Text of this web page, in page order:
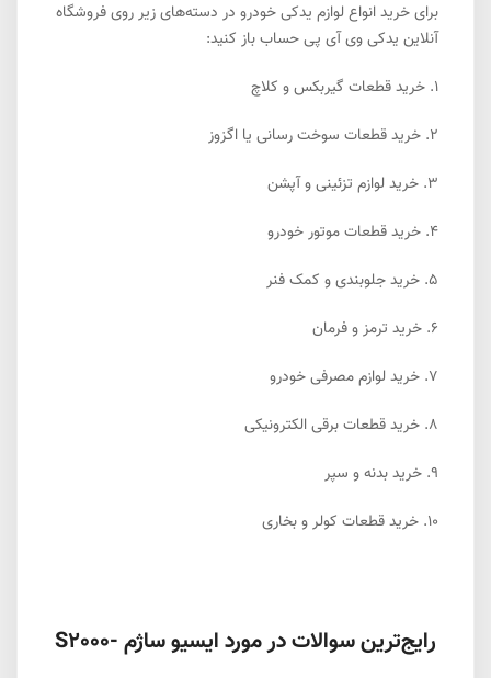
برای خرید انواع لوازم یدکی خودرو در دسته‌های زیر روی فروشگاه
آنلاین یدکی وی آی پی حساب باز کنید:
1. خرید قطعات گیربکس و کلاچ
2. خرید قطعات سوخت رسانی یا اگزوز
3. خرید لوازم تزئینی و آپشن
4. خرید قطعات موتور خودرو
5. خرید جلوبندی و کمک فنر
6. خرید ترمز و فرمان
7. خرید لوازم مصرفی خودرو
8. خرید قطعات برقی الکترونیکی
9. خرید بدنه و سپر
10. خرید قطعات کولر و بخاری
رایج‌ترین سوالات در مورد ایسیو ساژم S2000-